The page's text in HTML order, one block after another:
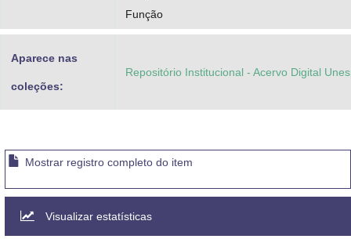
Função
Aparece nas
coleções:
Repositório Institucional - Acervo Digital
Mostrar registro completo do item
Visualizar estatísticas